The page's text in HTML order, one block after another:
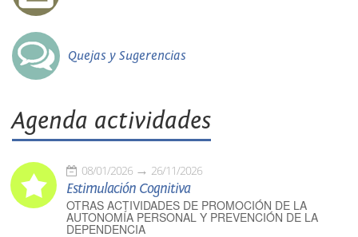
Quejas y Sugerencias
Agenda actividades
08/01/2026 26/11/2026
Estimulación Cognitiva
OTRAS ACTIVIDADES DE PROMOCIÓN DE LA
AUTONOMÍA PERSONAL Y PREVENCIÓN DE LA
DEPENDENCIA